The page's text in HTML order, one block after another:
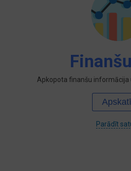
Apkopota finanšu informācija
Parādīt